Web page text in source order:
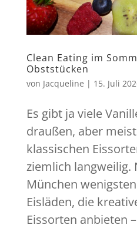
Clean Eating im
Obststücken
von Jacqueline | 15. Juli
Es gibt ja viele
draußen, aber
klassischen
ziemlich langweilig.
München
Eisläden, die
Eissorten anbieten